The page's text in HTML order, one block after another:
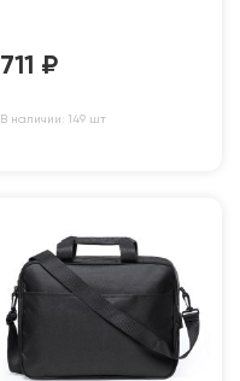
711 ₽
В наличии: 149 шт